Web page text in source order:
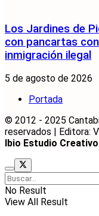
Los Jardines de
con pancartas
inmigración ilegal
5 de agosto de 2026
Portada
© 2012 - 2025
reservados | Editora:
Ibio Estudio Creativo |
No Result
View All Result